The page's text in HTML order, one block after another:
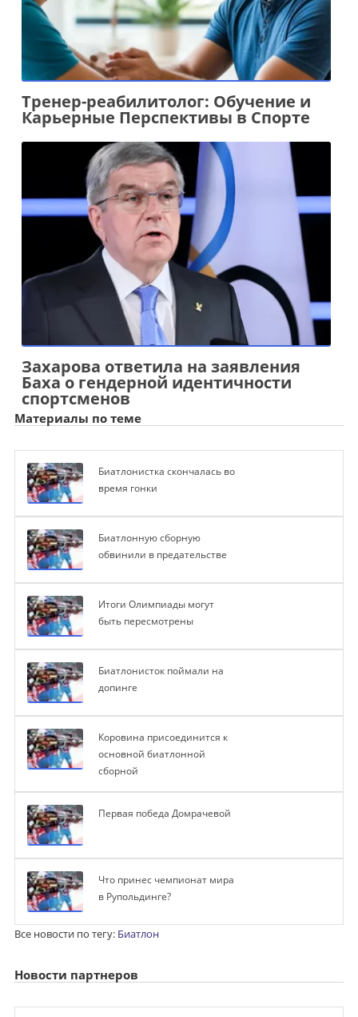
Тренер-реабилитолог: Обучение и
Карьерные Перспективы в Спорте
Захарова ответила на заявления
Баха о гендерной идентичности
спортсменов
Материалы по теме
Биатлонистка скончалась во
время гонки
Биатлонную сборную
обвинили в предательстве
Итоги Олимпиады могут
быть пересмотрены
Биатлонисток поймали на
допинге
Коровина присоединится к
основной биатлонной
сборной
Первая победа Домрачевой
Что принес чемпионат мира
в Рупольдинге?
Все новости по тегу: Биатлон
Новости партнеров